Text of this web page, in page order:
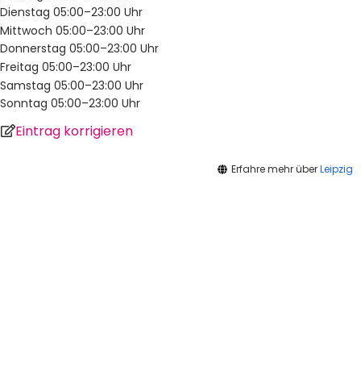
Dienstag 05:00–23:00 Uhr
Mittwoch 05:00–23:00 Uhr
Donnerstag 05:00–23:00 Uhr
Freitag 05:00–23:00 Uhr
Samstag 05:00–23:00 Uhr
Sonntag 05:00–23:00 Uhr
Eintrag korrigieren
Erfahre mehr überLeipzig